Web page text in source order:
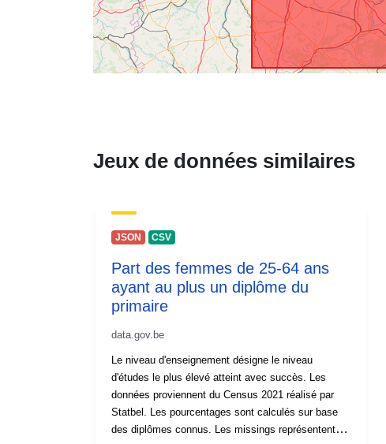
Jeux de données similaires
JSON CSV
Part des femmes de 25-64 ans
ayant au plus un diplôme du
primaire
data.gov.be
Le niveau d'enseignement désigne le niveau
d'études le plus élevé atteint avec succès. Les
données proviennent du Census 2021 réalisé par
Statbel. Les pourcentages sont calculés sur base
des diplômes connus. Les missings représentent en